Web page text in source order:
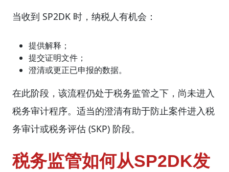
当收到 SP2DK 时，纳税人有机会：
提供解释；
提交证明文件；
澄清或更正已申报的数据。
在此阶段，该流程仍处于税务监管之下，尚未进入
税务审计程序。适当的澄清有助于防止案件进入税
务审计或税务评估 (SKP) 阶段。
税务监管如何从SP2DK发